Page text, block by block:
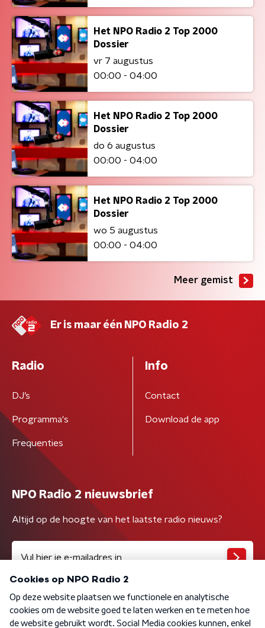
Het NPO Radio 2 Top 2000
Dossier
vr 7 augustus
00:00 - 04:00
Het NPO Radio 2 Top 2000
Dossier
do 6 augustus
00:00 - 04:00
Het NPO Radio 2 Top 2000
Dossier
wo 5 augustus
00:00 - 04:00
Meer gemist
Er is maar één NPO Radio 2
Radio
DJ’s
Programma's
Frequenties
Info
Contact
Download de app
NPO Radio 2 nieuwsbrief
Altijd op de hoogte van het laatste radio nieuws?